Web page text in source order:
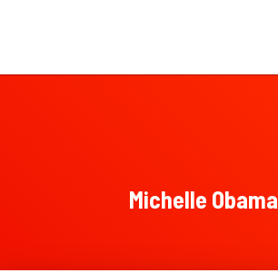
Michelle Obama